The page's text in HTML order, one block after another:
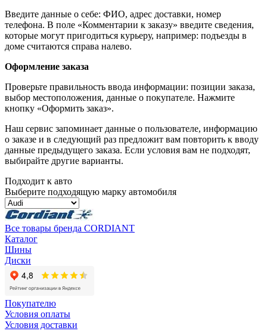
Введите данные о себе: ФИО, адрес доставки, номер
телефона. В поле «Комментарии к заказу» введите сведения,
которые могут пригодиться курьеру, например: подъезды в
доме считаются справа налево.
Оформление заказа
Проверьте правильность ввода информации: позиции заказа,
выбор местоположения, данные о покупателе. Нажмите
кнопку «Оформить заказ».
Наш сервис запоминает данные о пользователе, информацию
о заказе и в следующий раз предложит вам повторить к вводу
данные предыдущего заказа. Если условия вам не подходят,
выбирайте другие варианты.
Подходит к авто
Выберите подходящую марку автомобиля
Все товары бренда CORDIANT
Каталог
Шины
Диски
Покупателю
Условия оплаты
Условия доставки